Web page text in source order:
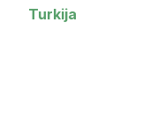
Turkija